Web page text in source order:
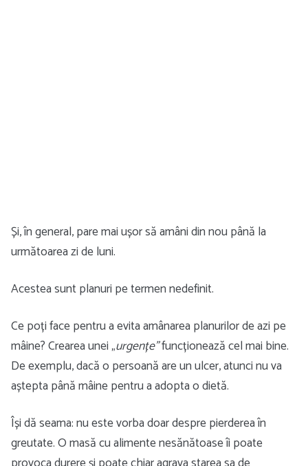
Și, în general, pare mai ușor să amâni din nou până la
următoarea zi de luni.
Acestea sunt planuri pe termen nedefinit.
Ce poți face pentru a evita amânarea planurilor de azi pe
mâine? Crearea unei „urgențe”funcționează cel mai bine.
De exemplu, dacă o persoană are un ulcer, atunci nu va
aștepta până mâine pentru a adopta o dietă.
Își dă seama: nu este vorba doar despre pierderea în
greutate. O masă cu alimente nesănătoase îi poate